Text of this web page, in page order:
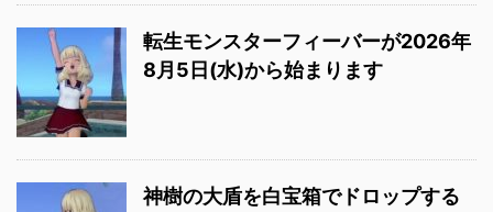
転生モンスターフィーバーが2026年
8月5日(水)から始まります
神樹の大盾を白宝箱でドロップする